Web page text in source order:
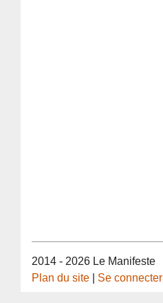
2014 - 2026 Le Manifeste
Plan du site
Se connecter